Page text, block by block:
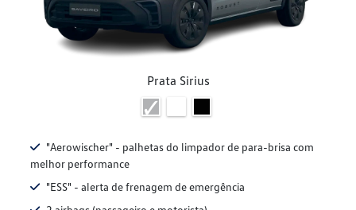
Prata Sirius
"Aerowischer" - palhetas do limpador de para-brisa com
melhor performance
"ESS" - alerta de frenagem de emergência